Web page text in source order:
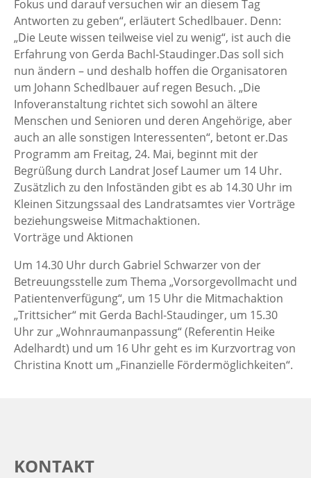
Fokus und darauf versuchen wir an diesem Tag
Antworten zu geben“, erläutert Schedlbauer. Denn:
„Die Leute wissen teilweise viel zu wenig“, ist auch die
Erfahrung von Gerda Bachl-Staudinger.Das soll sich
nun ändern – und deshalb hoffen die Organisatoren
um Johann Schedlbauer auf regen Besuch. „Die
Infoveranstaltung richtet sich sowohl an ältere
Menschen und Senioren und deren Angehörige, aber
auch an alle sonstigen Interessenten“, betont er.Das
Programm am Freitag, 24. Mai, beginnt mit der
Begrüßung durch Landrat Josef Laumer um 14 Uhr.
Zusätzlich zu den Infoständen gibt es ab 14.30 Uhr im
Kleinen Sitzungssaal des Landratsamtes vier Vorträge
beziehungsweise Mitmachaktionen.
Vorträge und Aktionen
Um 14.30 Uhr durch Gabriel Schwarzer von der
Betreuungsstelle zum Thema „Vorsorgevollmacht und
Patientenverfügung“, um 15 Uhr die Mitmachaktion
„Trittsicher“ mit Gerda Bachl-Staudinger, um 15.30
Uhr zur „Wohnraumanpassung“ (Referentin Heike
Adelhardt) und um 16 Uhr geht es im Kurzvortrag von
Christina Knott um „Finanzielle Fördermöglichkeiten“.
KONTAKT